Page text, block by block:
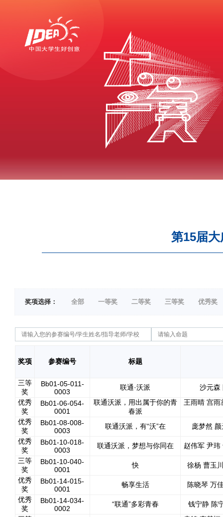
第15届
奖项选择： 全部 一等奖 二等奖 三等奖 优秀奖
奖项 参赛编号 标题
三等
奖
Bb01-05-011-
0003
联通·沃派
沙元森
优秀
奖
Bb01-06-054-
0001
联通沃派，用出属于你的青
春派
王雨晴 宫雨
优秀
奖
Bb01-08-008-
0003
联通沃派，有“沃”在
庞梦然
优秀
奖
Bb01-10-018-
0003
联通沃派，梦想与你同在
赵伟军 尹玮
三等
奖
Bb01-10-040-
0001
快
徐杨 曹玉
优秀
奖
Bb01-14-015-
0001
畅享生活
陈晓琴 万
优秀
奖
Bb01-14-034-
0002
“联通”多彩青春
钱宁静 陈